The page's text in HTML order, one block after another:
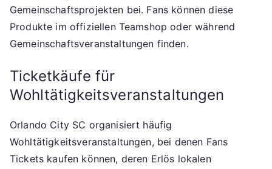
Gemeinschaftsprojekten bei. Fans können diese
Produkte im offiziellen Teamshop oder während
Gemeinschaftsveranstaltungen finden.
Ticketkäufe für
Wohltätigkeitsveranstaltungen
Orlando City SC organisiert häufig
Wohltätigkeitsveranstaltungen, bei denen Fans
Tickets kaufen können, deren Erlös lokalen